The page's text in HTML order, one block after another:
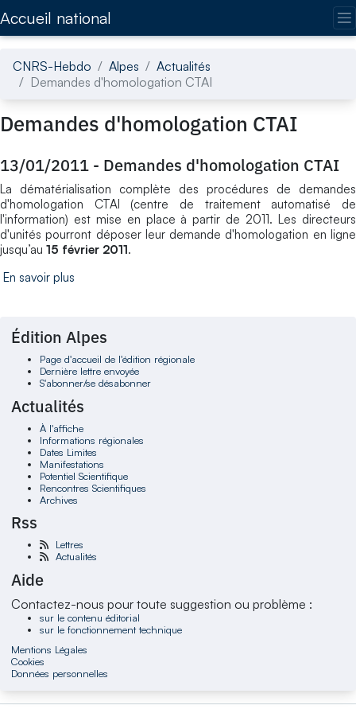
Accueil national
CNRS-Hebdo Alpes
Actualités
Demandes d'homologation CTAI
Demandes d'homologation CTAI
13/01/2011 - Demandes d'homologation CTAI
La dématérialisation complète des procédures de demandes
d'homologation CTAI (centre de traitement automatisé de
l'information) est mise en place à partir de 2011. Les directeurs
d'unités pourront déposer leur demande d'homologation en ligne
jusqu’au 15 février 2011.
En savoir plus
Édition Alpes
Page d'accueil de l'édition régionale
Dernière lettre envoyée
S'abonner/se désabonner
Actualités
À l'affiche
Informations régionales
Dates Limites
Manifestations
Potentiel Scientifique
Rencontres Scientifiques
Archives
Rss
Lettres
Actualités
Aide
Contactez-nous pour toute suggestion ou problème :
sur le contenu éditorial
sur le fonctionnement technique
Mentions Légales
Cookies
Données personnelles